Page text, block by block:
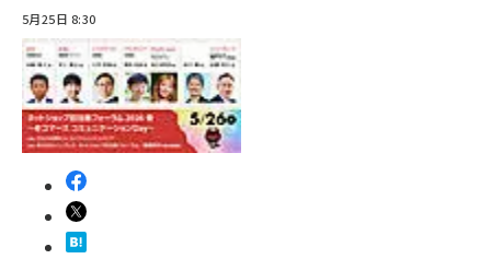
5月25日 8:30